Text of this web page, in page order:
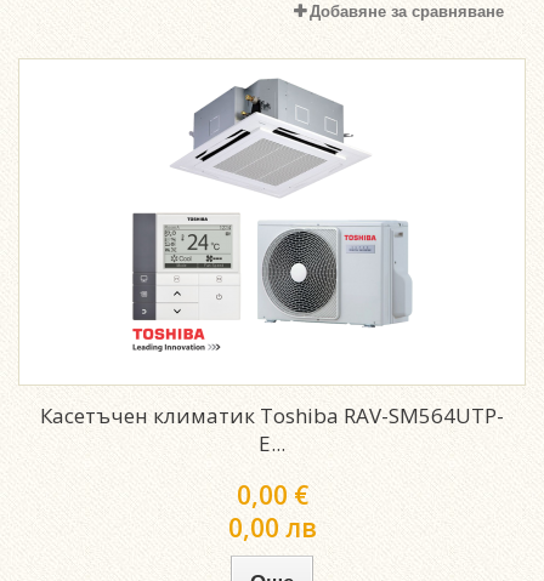
Добавяне за сравняване
Касетъчен климатик Toshiba RAV-SM564UTP-
E...
0,00 €
0,00 лв